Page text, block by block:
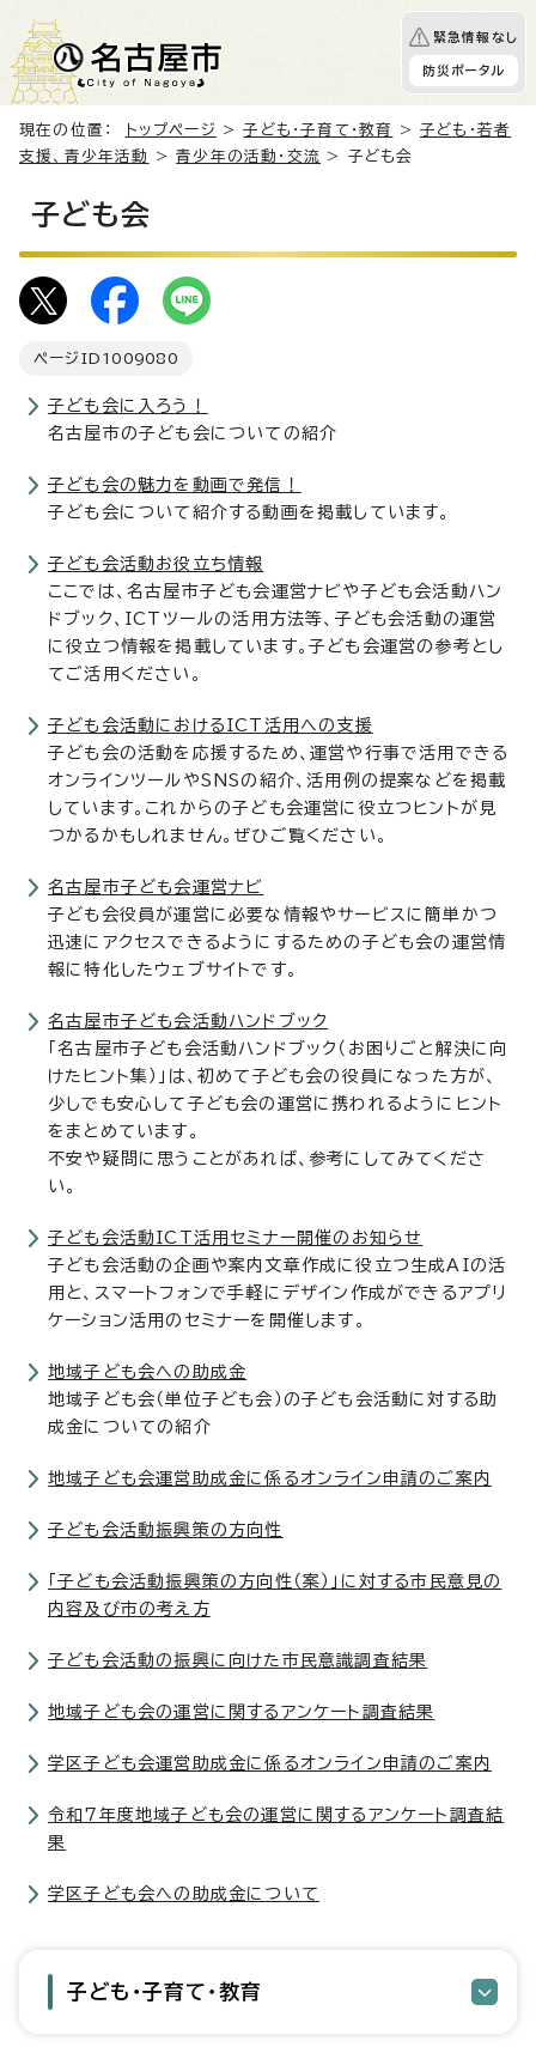
緊急情報なし
防災ポータル
現在の位置： トップページ >子ども・子育て・教育 >子ども・若者
支援、青少年活動
>青少年の活動・交流 > 子ども会
子ども会
ページID 1009080
子ども会に入ろう！
名古屋市の子ども会についての紹介
子ども会の魅力を動画で発信！
子ども会について紹介する動画を掲載しています。
子ども会活動お役立ち情報
ここでは、名古屋市子ども会運営ナビや子ども会活動ハン
ドブック、ICTツールの活用方法等、子ども会活動の運営
に役立つ情報を掲載しています。子ども会運営の参考とし
てご活用ください。
子ども会活動におけるICT活用への支援
子ども会の活動を応援するため、運営や行事で活用できる
オンラインツールやSNSの紹介、活用例の提案などを掲載
しています。これからの子ども会運営に役立つヒントが見
つかるかもしれません。ぜひご覧ください。
名古屋市子ども会運営ナビ
子ども会役員が運営に必要な情報やサービスに簡単かつ
迅速にアクセスできるようにするための子ども会の運営情
報に特化したウェブサイトです。
名古屋市子ども会活動ハンドブック
「名古屋市子ども会活動ハンドブック（お困りごと解決に向
けたヒント集）」は、初めて子ども会の役員になった方が、
少しでも安心して子ども会の運営に携われるようにヒント
をまとめています。
不安や疑問に思うことがあれば、参考にしてみてくださ
い。
子ども会活動ICT活用セミナー開催のお知らせ
子ども会活動の企画や案内文章作成に役立つ生成AIの活
用と、スマートフォンで手軽にデザイン作成ができるアプリ
ケーション活用のセミナーを開催します。
地域子ども会への助成金
地域子ども会（単位子ども会）の子ども会活動に対する助
成金についての紹介
地域子ども会運営助成金に係るオンライン申請のご案内
子ども会活動振興策の方向性
「子ども会活動振興策の方向性（案）」に対する市民意見の
内容及び市の考え方
子ども会活動の振興に向けた市民意識調査結果
地域子ども会の運営に関するアンケート調査結果
学区子ども会運営助成金に係るオンライン申請のご案内
令和7年度地域子ども会の運営に関するアンケート調査結
果
学区子ども会への助成金について
子ども・子育て・教育